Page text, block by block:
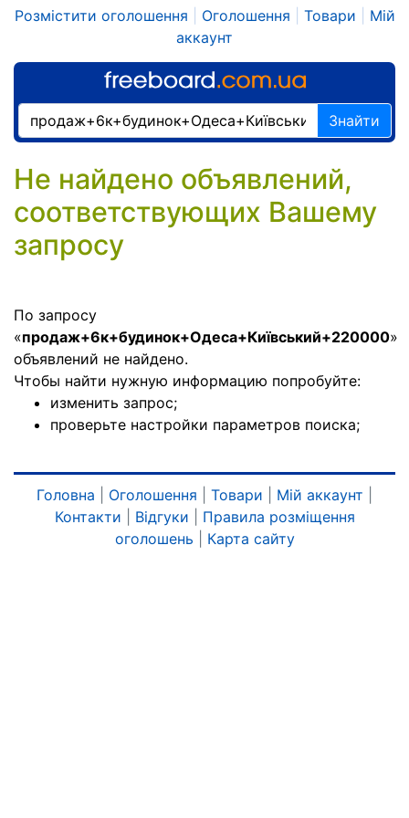
Розмістити оголошення Оголошення Товари
Мій
аккаунт
Знайти
Не найдено объявлений,
соответствующих Вашему
запросу
По запросу
«продаж+6к+будинок+Одеса+Київський+220000»
объявлений не найдено.
Чтобы найти нужную информацию попробуйте:
изменить запрос;
проверьте настройки параметров поиска;
Головна Оголошення Товари Мій аккаунт
Контакти
Відгуки
Правила розміщення
оголошень
Карта сайту